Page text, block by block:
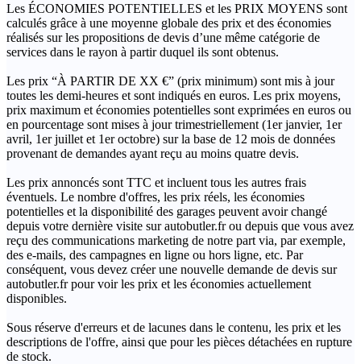
Les ÉCONOMIES POTENTIELLES et les PRIX MOYENS sont
calculés grâce à une moyenne globale des prix et des économies
réalisés sur les propositions de devis d’une même catégorie de
services dans le rayon à partir duquel ils sont obtenus.
Les prix “À PARTIR DE XX €” (prix minimum) sont mis à jour
toutes les demi-heures et sont indiqués en euros. Les prix moyens,
prix maximum et économies potentielles sont exprimées en euros ou
en pourcentage sont mises à jour trimestriellement (1er janvier, 1er
avril, 1er juillet et 1er octobre) sur la base de 12 mois de données
provenant de demandes ayant reçu au moins quatre devis.
Les prix annoncés sont TTC et incluent tous les autres frais
éventuels. Le nombre d'offres, les prix réels, les économies
potentielles et la disponibilité des garages peuvent avoir changé
depuis votre dernière visite sur autobutler.fr ou depuis que vous avez
reçu des communications marketing de notre part via, par exemple,
des e-mails, des campagnes en ligne ou hors ligne, etc. Par
conséquent, vous devez créer une nouvelle demande de devis sur
autobutler.fr pour voir les prix et les économies actuellement
disponibles.
Sous réserve d'erreurs et de lacunes dans le contenu, les prix et les
descriptions de l'offre, ainsi que pour les pièces détachées en rupture
de stock.